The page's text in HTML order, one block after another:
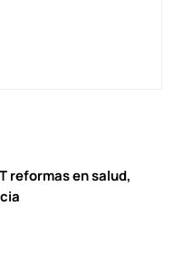
reformas en salud,